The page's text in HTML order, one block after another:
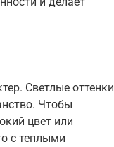
Светлые оттенки
Чтобы
цвет или
с теплыми